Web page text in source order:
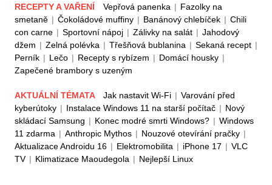
RECEPTY A VAŘENÍ Vepřová panenka | Fazolky na
smetaně | Čokoládové muffiny | Banánový chlebíček | Chili
con carne | Sportovní nápoj | Zálivky na salát | Jahodový
džem | Zelná polévka | Třešňová bublanina | Sekaná recept |
Perník | Lečo | Recepty s rybízem | Domácí housky |
Zapečené brambory s uzeným
AKTUÁLNÍ TÉMATA Jak nastavit Wi-Fi | Varování před
kyberútoky | Instalace Windows 11 na starší počítač | Nový
skládací Samsung | Konec modré smrti Windows? | Windows
11 zdarma | Anthropic Mythos | Nouzové otevírání pračky |
Aktualizace Androidu 16 | Elektromobilita | iPhone 17 | VLC
TV | Klimatizace Maoudegola | Nejlepší Linux